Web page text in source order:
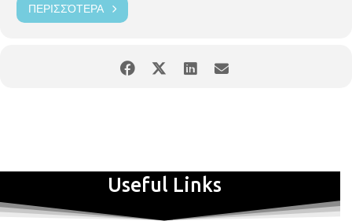
ΠΕΡΙΣΣΌΤΕΡΑ
Useful Links